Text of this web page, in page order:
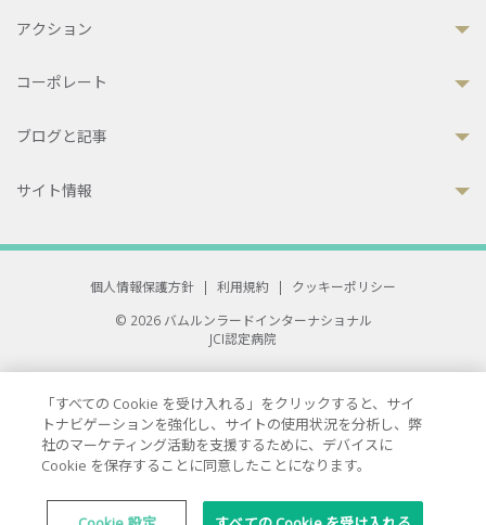
アクション
コーポレート
ブログと記事
サイト情報
個人情報保護方針 | 利用規約 |
クッキーポリシー
© 2026 バムルンラードインターナショナル
JCI認定病院
All rights reserved.
「すべての Cookie を受け入れる」をクリックすると、サイ
トナビゲーションを強化し、サイトの使用状況を分析し、弊
社のマーケティング活動を支援するために、デバイスに
Cookie を保存することに同意したことになります。